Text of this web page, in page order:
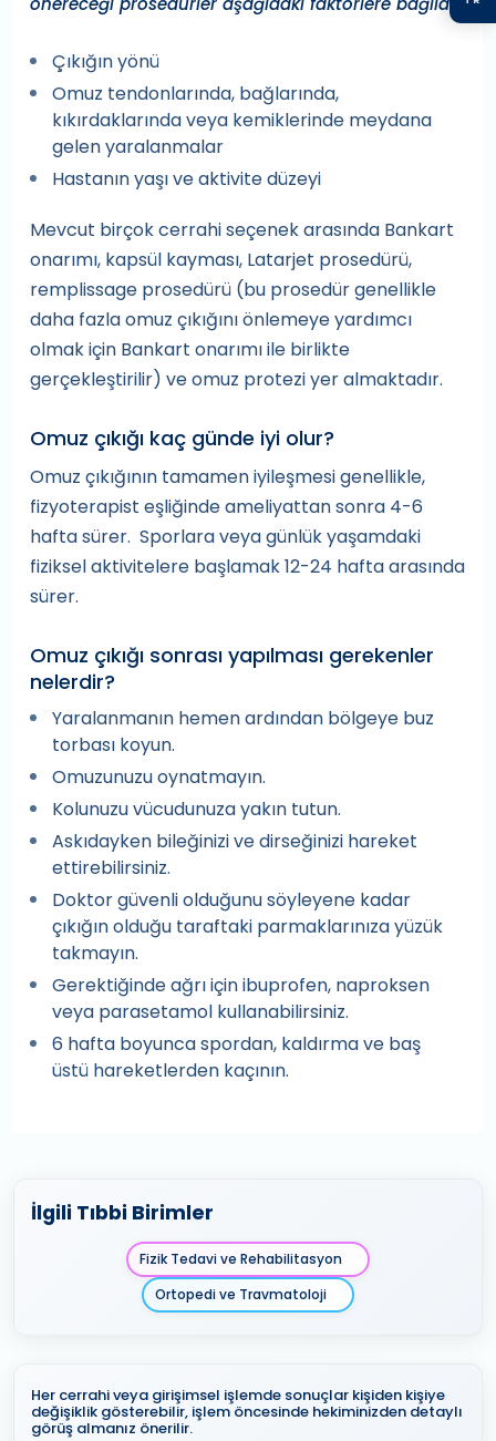
Çıkığın yönü
Omuz tendonlarında, bağlarında,
kıkırdaklarında veya kemiklerinde meydana
gelen yaralanmalar
Hastanın yaşı ve aktivite düzeyi
Mevcut birçok cerrahi seçenek arasında Bankart
onarımı, kapsül kayması, Latarjet prosedürü,
remplissage prosedürü (bu prosedür genellikle
daha fazla omuz çıkığını önlemeye yardımcı
olmak için Bankart onarımı ile birlikte
gerçekleştirilir) ve omuz protezi yer almaktadır.
Omuz çıkığı kaç günde iyi olur?
Omuz çıkığının tamamen iyileşmesi genellikle,
fizyoterapist eşliğinde ameliyattan sonra 4-6
hafta sürer. Sporlara veya günlük yaşamdaki
fiziksel aktivitelere başlamak 12-24 hafta arasında
sürer.
Omuz çıkığı sonrası yapılması gerekenler
nelerdir?
Yaralanmanın hemen ardından bölgeye buz
torbası koyun.
Omuzunuzu oynatmayın.
Kolunuzu vücudunuza yakın tutun.
Askıdayken bileğinizi ve dirseğinizi hareket
ettirebilirsiniz.
Doktor güvenli olduğunu söyleyene kadar
çıkığın olduğu taraftaki parmaklarınıza yüzük
takmayın.
Gerektiğinde ağrı için ibuprofen, naproksen
veya parasetamol kullanabilirsiniz.
6 hafta boyunca spordan, kaldırma ve baş
üstü hareketlerden kaçının.
İlgili Tıbbi Birimler
Fizik Tedavi ve Rehabilitasyon
Ortopedi ve Travmatoloji
Her cerrahi veya girişimsel işlemde sonuçlar kişiden kişiye
değişiklik gösterebilir, işlem öncesinde hekiminizden detaylı
görüş almanız önerilir.